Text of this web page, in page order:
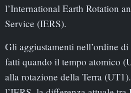
l’International Earth Rotation
Service (IERS).
Gli aggiustamenti nell’ordine
fatti quando il tempo atomico
alla rotazione della Terra